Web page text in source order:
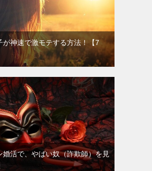
が神速で激モテする方法！【7
婚活で、やばい奴（詐欺師）を見